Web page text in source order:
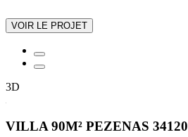
VOIR LE PROJET
3D
VILLA 90M² PEZENAS 34120